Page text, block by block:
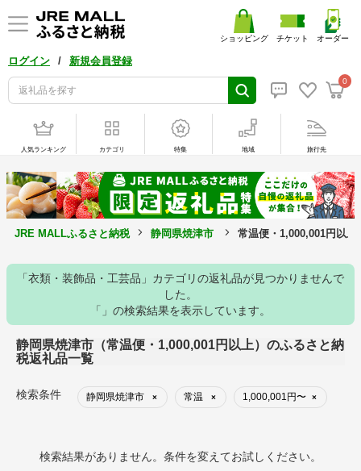
ログイン / 新規会員登録
0
ショッピング チケット オーダー
人気ランキング カテゴリ 特集 地域 旅行先
JRE MALLふるさと納税 静岡県焼津市 常温便・1,000,001円以上
「衣類・装飾品・工芸品」カテゴリの返礼品が見つかりませんで
した。
「」の検索結果を表示しています。
静岡県焼津市（常温便・1,000,001円以上）のふるさと納
税返礼品一覧
検索条件 静岡県焼津市 × 常温 × 1,000,001円〜 ×
検索結果がありません。条件を変えてお試しください。